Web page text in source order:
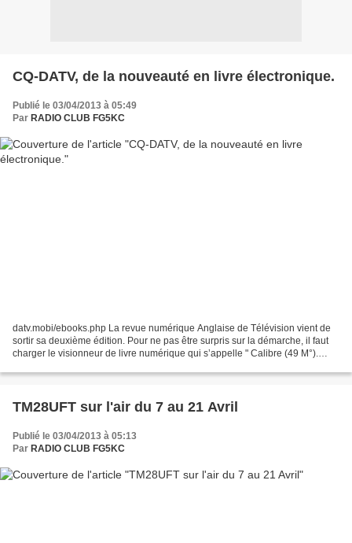
CQ-DATV, de la nouveauté en livre électronique.
Publié le 03/04/2013 à 05:49
Par RADIO CLUB FG5KC
datv.mobi/ebooks.php La revue numérique Anglaise de Télévision vient de
sortir sa deuxième édition. Pour ne pas être surpris sur la démarche, il faut
charger le visionneur de livre numérique qui s’appelle " Calibre (49 M°).
TM28UFT sur l'air du 7 au 21 Avril
Publié le 03/04/2013 à 05:13
Par RADIO CLUB FG5KC